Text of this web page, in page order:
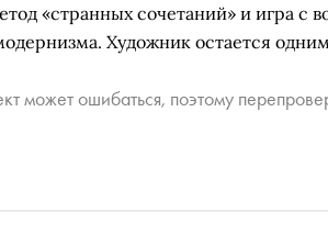
«странных сочетаний» и игра с
Художник остается
может ошибаться, поэтому